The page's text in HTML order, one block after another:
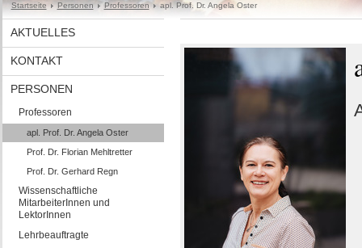
Startseite Personen Professoren apl. Prof. Dr. Angela Oster
AKTUELLES
KONTAKT
PERSONEN
Professoren
apl. Prof. Dr. Angela Oster
Prof. Dr. Florian Mehltretter
Prof. Dr. Gerhard Regn
Wissenschaftliche
MitarbeiterInnen und
LektorInnen
Lehrbeauftragte